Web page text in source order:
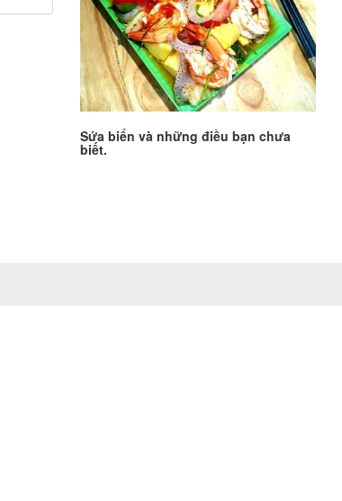
Sứa biển và những điều bạn chưa
biết.